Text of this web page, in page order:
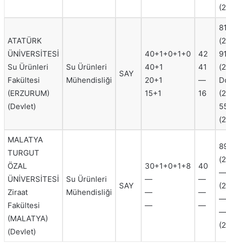
ATATÜRK
ÜNİVERSİTESİ
Su Ürünleri
Fakültesi
(ERZURUM)
(Devlet)
Su Ürünleri
Mühendisliği
SAY
40+1+0+1+0
40+1
20+1
15+1
42
41
—
16
MALATYA
TURGUT
ÖZAL
ÜNİVERSİTESİ
Ziraat
Fakültesi
(MALATYA)
(Devlet)
Su Ürünleri
Mühendisliği
SAY
30+1+0+1+8
—
—
—
40
—
—
—
—
—
—